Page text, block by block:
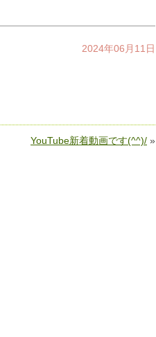
2024年06月11日
YouTube新着動画です(^^)/ »